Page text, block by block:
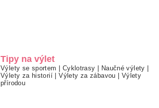
Tipy na výlet
Výlety se sportem | Cyklotrasy | Naučné výlety |
Výlety za historií |Výlety za zábavou | Výlety
přírodou